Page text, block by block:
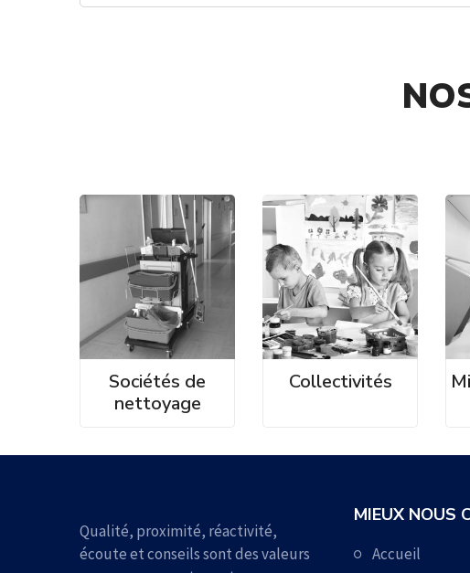
Sociétés de
nettoyage
Collectivités
Qualité, proximité, réactivité,
écoute et conseils sont des valeurs
MIEUX NOUS
Accueil